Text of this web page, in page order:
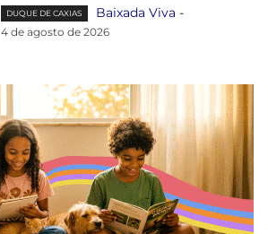
DUQUE DE CAXIAS Baixada Viva -
4 de agosto de 2026